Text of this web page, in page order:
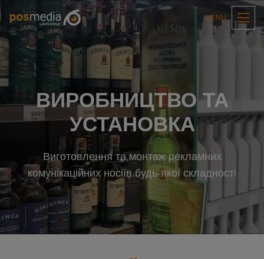
MENU
ВИРОБНИЦТВО ТА
УСТАНОВКА
Виготовлення та монтаж рекламних
комунікаційних носіїв будь-якої складності